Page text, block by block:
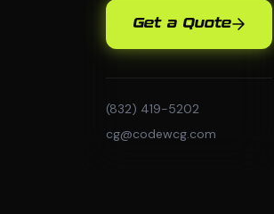
Get a Quote
(832) 419-5202
cg@codewcg.com